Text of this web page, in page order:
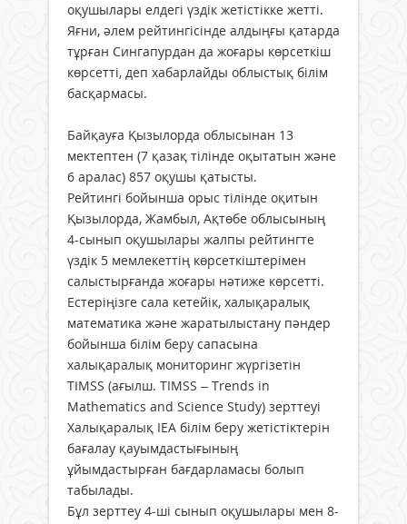
оқушылары елдегі үздік жетістікке жетті.
Яғни, әлем рейтингісінде алдыңғы қатарда
тұрған Сингапурдан да жоғары көрсеткіш
көрсетті, деп хабарлайды облыстық білім
басқармасы.
Байқауға Қызылорда облысынан 13
мектептен (7 қазақ тілінде оқытатын және
6 аралас) 857 оқушы қатысты.
Рейтингі бойынша орыс тілінде оқитын
Қызылорда, Жамбыл, Ақтөбе облысының
4-сынып оқушылары жалпы рейтингте
үздік 5 мемлекеттің көрсеткіштерімен
салыстырғанда жоғары нәтиже көрсетті.
Естеріңізге сала кетейік, халықаралық
математика және жаратылыстану пәндер
бойынша білім беру сапасына
халықаралық мониторинг жүргізетін
TIMSS (ағылш. TIMSS – Trends in
Mathematics and Science Study) зерттеуі
Халықаралық IEA білім беру жетістіктерін
бағалау қауымдастығының
ұйымдастырған бағдарламасы болып
табылады.
Бұл зерттеу 4-ші сынып оқушылары мен 8-